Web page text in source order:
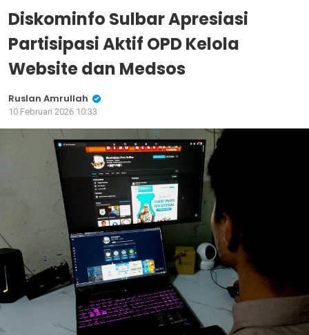
Diskominfo Sulbar Apresiasi
Partisipasi Aktif OPD Kelola
Website dan Medsos
Ruslan Amrullah
10 Februari 2026 10:33